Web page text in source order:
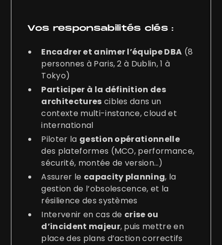
Vos responsabilités clés :
Encadrer et animer l’équipe DBA (8
personnes à Paris, 2 à Dublin, 1 à
Tokyo)
Participer à la définition des
architectures cibles dans un
contexte multi-instance, cloud et
international
Piloter la gestion opérationnelle
des plateformes (MCO, performance,
sécurité, montée de version…)
Assurer le capacity planning, la
gestion de l’obsolescence, et la
résilience des systèmes
Intervenir en cas de crise ou
d’incident majeur, puis mettre en
place des plans d’action correctifs